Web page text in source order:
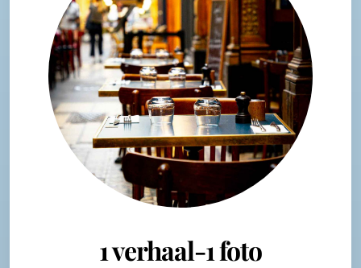
1 verhaal-1 foto